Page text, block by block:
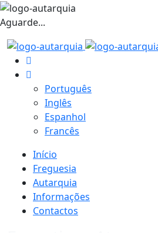
Aguarde...
Português
Inglês
Espanhol
Francês
Início
Freguesia
Autarquia
Informações
Contactos